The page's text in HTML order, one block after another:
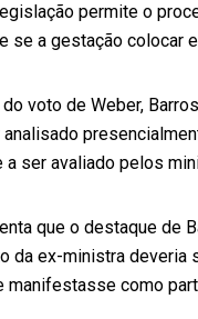
permite o
se a gestação colocar
voto de Weber,
ser avaliado pelos
que o destaque de
da ex-ministra deveria
manifestasse como